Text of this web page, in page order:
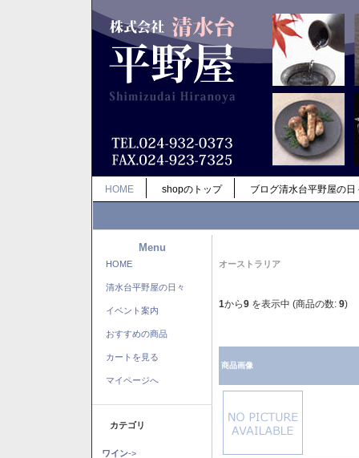
HOME shopのトップ ブログ清水台平野屋の日
Menu
HOME
清水台平野屋の日々
イベント案内
おすすめの商品
カートを見る
マイページへ
カテゴリ
ワイン->
オーストラリア
1から9 を表示中 (商品の数: 9)
商品画像